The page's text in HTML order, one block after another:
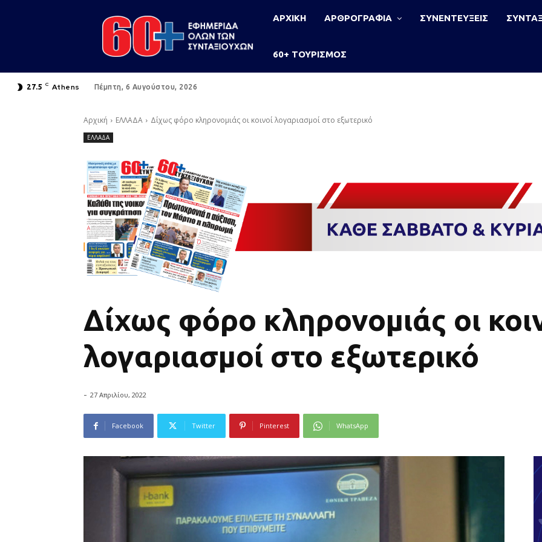
ΑΡΧΙΚΗ ΑΡΘΡΟΓΡΑΦΙΑ ΣΥΝΕΝΤΕΥΞΕΙΣ
60+ ΤΟΥΡΙΣΜΟΣ
27.5 C Athens Πέμπτη, 6 Αυγούστου, 2026
Αρχική ΕΛΛΑΔΑ Δίχως φόρο κληρονομιάς οι κοινοί λογαριασμοί στο εξωτερικό
ΕΛΛΑΔΑ
Δίχως φόρο κληρονομιάς οι
λογαριασμοί στο εξωτερικό
- 27 Απριλίου, 2022
Facebook Twitter Pinterest WhatsApp